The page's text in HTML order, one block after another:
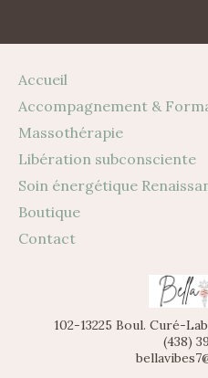
Accueil
Accompagnement &
Massothérapie
Libération subconsciente
Soin énergétique
Boutique
Contact
102-13225 Boul. Curé-
(438)